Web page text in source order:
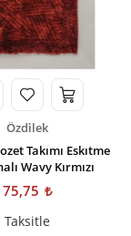
Özdilek
Takımı Eskıtme
Wavy Kırmızı
75,75
Taksitle